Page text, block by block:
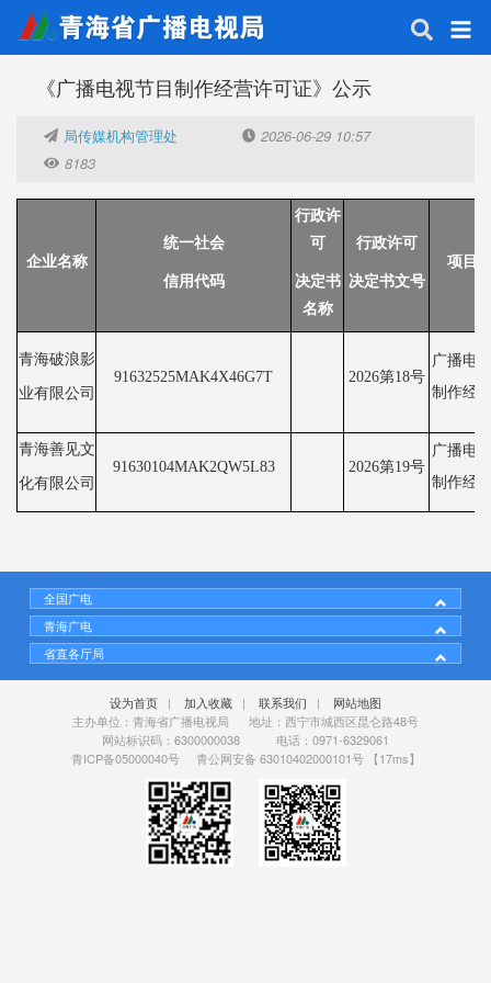
《广播电视节目制作经营许可证》公示
局传媒机构管理处
2026-06-29 10:57
8183
企业名称
统一社会
信用代码
行政许
可
决定书
名称
行政许可
决定书文号
项目
青海破浪影
业有限公司
91632525MAK4X46G7T 2026第18号
广播电
制作经
青海善见文
化有限公司
91630104MAK2QW5L83 2026第19号
广播电
制作经
全国广电
青海广电
省直各厅局
设为首页 | 加入收藏 | 联系我们 | 网站地图
主办单位：青海省广播电视局 地址：西宁市城西区昆仑路48号
网站标识码：6300000038 电话：0971-6329061
青ICP备05000040号
青公网安备 63010402000101号【17ms】